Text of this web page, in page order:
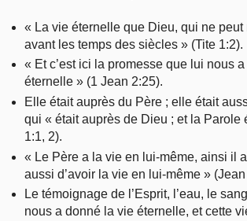
« La vie éternelle que Dieu, qui ne peut
avant les temps des siècles » (Tite 1:2).
« Et c’est ici la promesse que lui nous
éternelle » (1 Jean 2:25).
Elle était auprès du Père ; elle était
qui « était auprès de Dieu ; et la Parole
1:1, 2).
« Le Père a la vie en lui-même, ainsi il
aussi d’avoir la vie en lui-même »
Le témoignage de l’Esprit, l’eau, le
nous a donné la vie éternelle, et cette